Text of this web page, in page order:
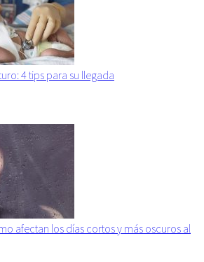
4 tips para su llegada
afectan los días cortos y más oscuros al